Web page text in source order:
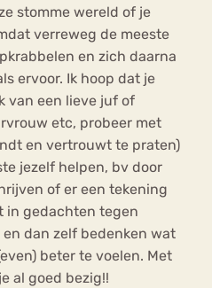
stomme wereld of je
verreweg de meeste
en zich daarna
ervoor. Ik hoop dat je
van een lieve juf of
etc, probeer met
en vertrouwt te praten)
jezelf helpen, bv door
of er een tekening
in gedachten tegen
dan zelf bedenken wat
beter te voelen. Met
al goed bezig!!